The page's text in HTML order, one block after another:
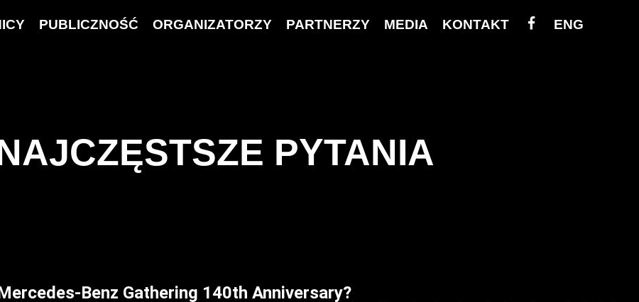
PUBLICZNOŚĆ ORGANIZATORZY PARTNERZY MEDIA KONTAKT FBENG
PYTANIA
Benz Gathering 140th Anniversary?